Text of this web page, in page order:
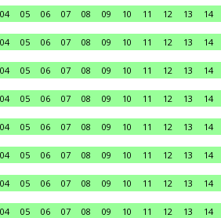
04 05 06 07 08 09 10 11 12 13 14
04 05 06 07 08 09 10 11 12 13 14
04 05 06 07 08 09 10 11 12 13 14
04 05 06 07 08 09 10 11 12 13 14
04 05 06 07 08 09 10 11 12 13 14
04 05 06 07 08 09 10 11 12 13 14
04 05 06 07 08 09 10 11 12 13 14
04 05 06 07 08 09 10 11 12 13 14